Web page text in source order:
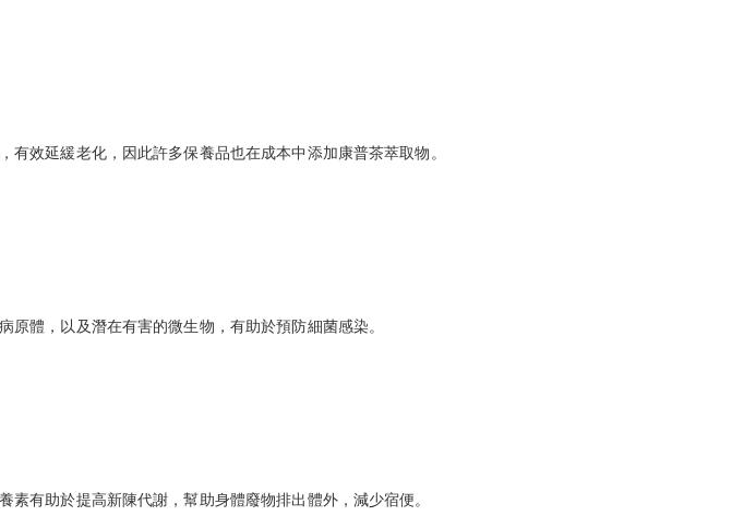
效延緩老化，因此許多保養品也在成本中添加康普茶萃取物。
體，以及潛在有害的微生物，有助於預防細菌感染。
有助於提高新陳代謝，幫助身體廢物排出體外，減少宿便。